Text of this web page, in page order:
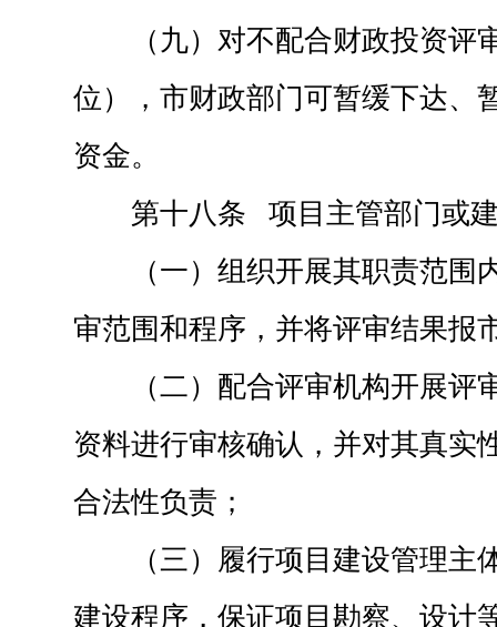
（九）对不配合财政投资评
位），市财政部门可暂缓下达、
资金。
第十八条 项目主管部门或
（一）组织开展其职责范
审范围和程序，并将评审结果报
（二）配合评审机构开展
资料进行审核确认，并对其真实
合法性负责；
（三）履行项目建设管理
建设程序，保证项目勘察、设计